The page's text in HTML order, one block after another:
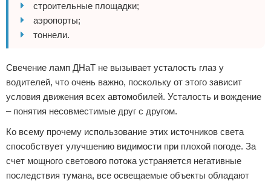
строительные площадки;
аэропорты;
тоннели.
Свечение ламп ДНаТ не вызывает усталость глаз у
водителей, что очень важно, поскольку от этого зависит
условия движения всех автомобилей. Усталость и вождение
– понятия несовместимые друг с другом.
Ко всему прочему использование этих источников света
способствует улучшению видимости при плохой погоде. За
счет мощного светового потока устраняется негативные
последствия тумана, все освещаемые объекты обладают